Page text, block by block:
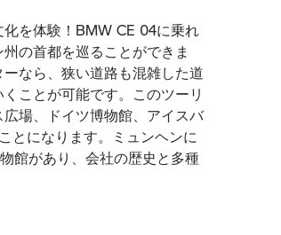
を体験！BMW CE 04に乗れ
の首都を巡ることができま
なら、狭い道路も混雑した道
ことが可能です。このツーリ
場、ドイツ博物館、アイスバ
とになります。ミュンヘンに
館があり、会社の歴史と多種